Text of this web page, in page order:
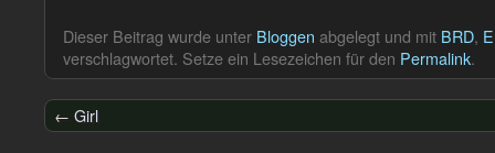
Dieser Beitrag wurde unter Bloggen abgelegt und mit BRD,
verschlagwortet. Setze ein Lesezeichen für den Permalink.
← Girl